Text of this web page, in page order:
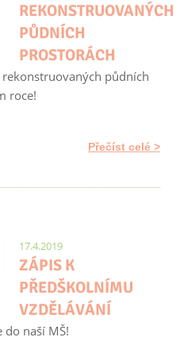
REKONSTRUOVANÝCH
PŮDNÍCH
PROSTORÁCH
půdních
roce!
Přečíst celé
17.4.2019
ZÁPIS K
PŘEDŠKOLNÍMU
VZDĚLÁVÁNÍ
do naší MŠ!